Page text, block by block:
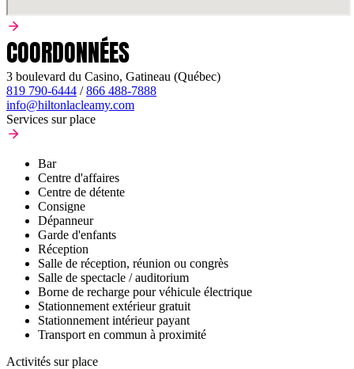
COORDONNÉES
3 boulevard du Casino, Gatineau (Québec)
819 790-6444 /866 488-7888
info@hiltonlacleamy.com
Services sur place
Bar
Centre d'affaires
Centre de détente
Consigne
Dépanneur
Garde d'enfants
Réception
Salle de réception, réunion ou congrès
Salle de spectacle / auditorium
Borne de recharge pour véhicule électrique
Stationnement extérieur gratuit
Stationnement intérieur payant
Transport en commun à proximité
Activités sur place